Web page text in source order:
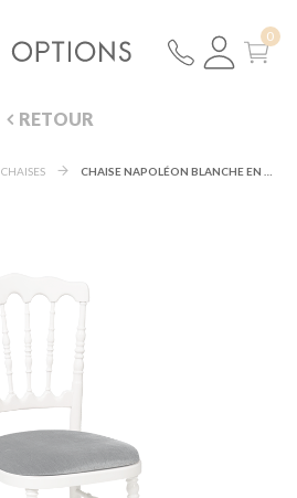
RETOUR
CHAISES